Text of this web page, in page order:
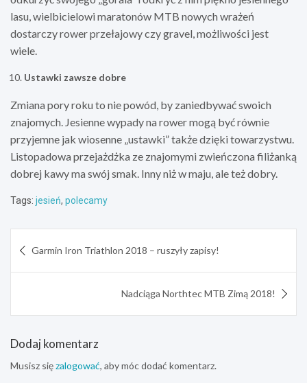
lasu, wielbicielowi maratonów MTB nowych wrażeń
dostarczy rower przełajowy czy gravel, możliwości jest
wiele.
Ustawki zawsze dobre
Zmiana pory roku to nie powód, by zaniedbywać swoich
znajomych. Jesienne wypady na rower mogą być równie
przyjemne jak wiosenne „ustawki” także dzięki towarzystwu.
Listopadowa przejażdżka ze znajomymi zwieńczona filiżanką
dobrej kawy ma swój smak. Inny niż w maju, ale też dobry.
Tags: jesień, polecamy
wpisu
Garmin Iron Triathlon 2018 – ruszyły zapisy!
Nadciąga Northtec MTB Zimą 2018!
Dodaj komentarz
Musisz sięzalogować, aby móc dodać komentarz.